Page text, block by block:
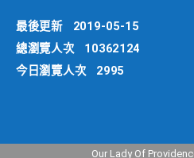
最後更新
2019-05-15
總瀏覽人次
10362124
今日瀏覽人次
2995
Our Lady Of